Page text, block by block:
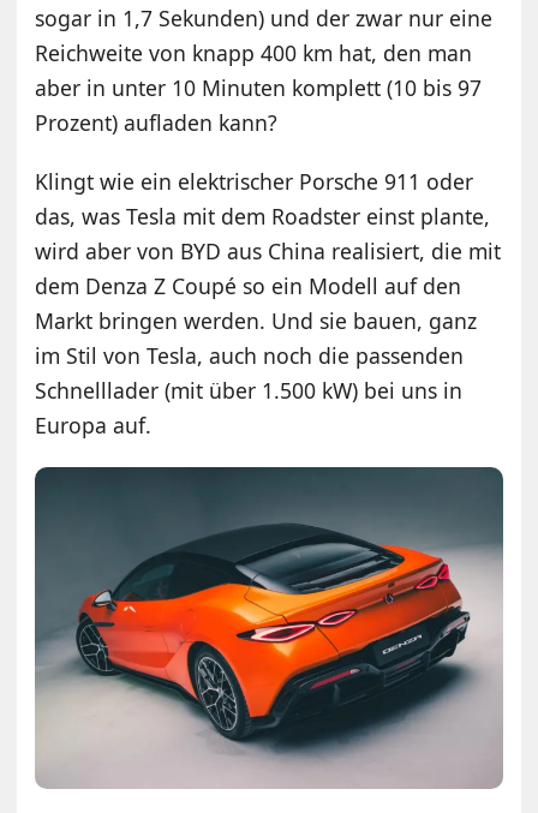
sogar in 1,7 Sekunden) und der zwar nur eine
Reichweite von knapp 400 km hat, den man
aber in unter 10 Minuten komplett (10 bis 97
Prozent) aufladen kann?
Klingt wie ein elektrischer Porsche 911 oder
das, was Tesla mit dem Roadster einst plante,
wird aber von BYD aus China realisiert, die mit
dem Denza Z Coupé so ein Modell auf den
Markt bringen werden. Und sie bauen, ganz
im Stil von Tesla, auch noch die passenden
Schnelllader (mit über 1.500 kW) bei uns in
Europa auf.